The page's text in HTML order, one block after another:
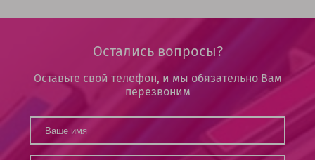
Остались вопросы?
Оставьте свой телефон, и мы обязательно Вам
перезвоним